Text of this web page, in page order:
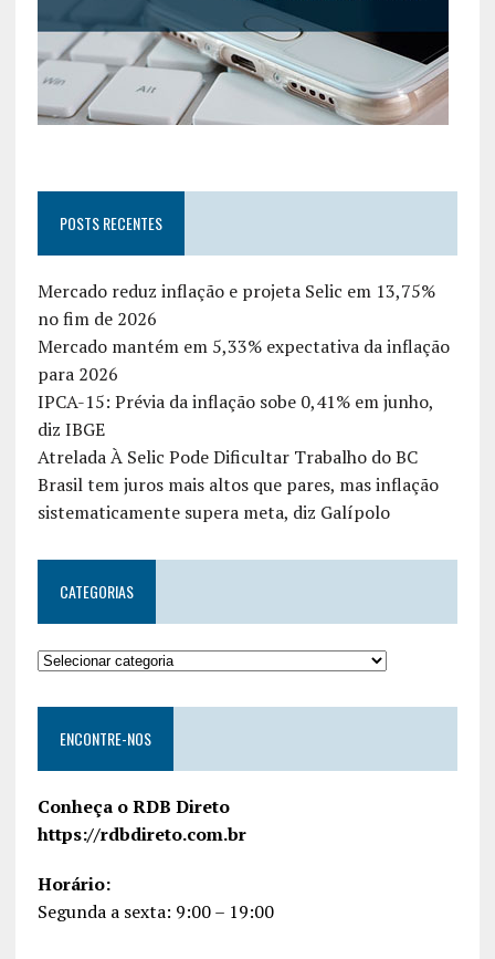
POSTS RECENTES
Mercado reduz inflação e projeta Selic em 13,75%
no fim de 2026
Mercado mantém em 5,33% expectativa da inflação
para 2026
IPCA-15: Prévia da inflação sobe 0,41% em junho,
diz IBGE
Atrelada À Selic Pode Dificultar Trabalho do BC
Brasil tem juros mais altos que pares, mas inflação
sistematicamente supera meta, diz Galípolo
CATEGORIAS
ENCONTRE-NOS
Conheça o RDB Direto
https://rdbdireto.com.br
Horário:
Segunda a sexta: 9:00 – 19:00